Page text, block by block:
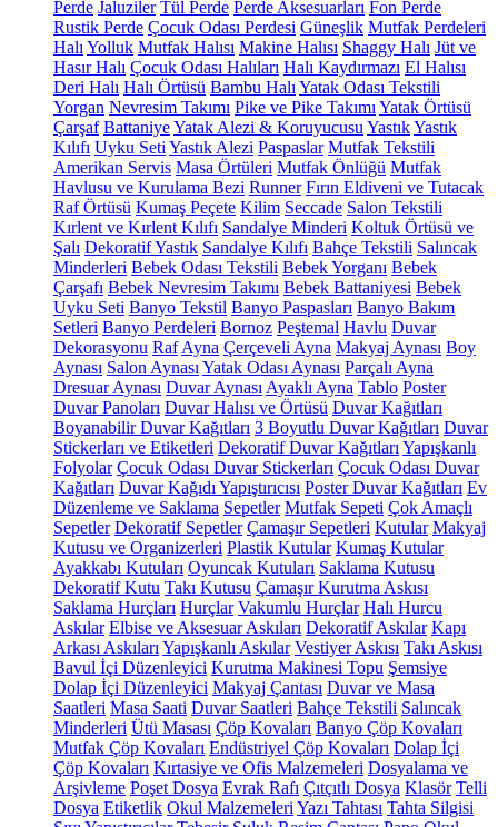
Perde Jaluziler Tül Perde Perde Aksesuarları Fon Perde
Rustik Perde Çocuk Odası Perdesi Güneşlik Mutfak Perdeleri
Halı Yolluk Mutfak Halısı Makine Halısı Shaggy Halı Jüt ve
Hasır Halı Çocuk Odası Halıları Halı Kaydırmazı El Halısı
Deri Halı Halı Örtüsü Bambu Halı Yatak Odası Tekstili
Yorgan Nevresim Takımı Pike ve Pike Takımı Yatak Örtüsü
Çarşaf BattaniyeYatak Alezi & Koruyucusu YastıkYastık
Kılıfı Uyku Seti Yastık Alezi Paspaslar Mutfak Tekstili
Amerikan Servis Masa Örtüleri Mutfak Önlüğü Mutfak
Havlusu ve Kurulama Bezi Runner Fırın Eldiveni ve Tutacak
Raf Örtüsü Kumaş Peçete Kilim Seccade Salon Tekstili
Kırlent ve Kırlent Kılıfı Sandalye Minderi Koltuk Örtüsü ve
Şalı Dekoratif Yastık Sandalye Kılıfı Bahçe Tekstili Salıncak
Minderleri Bebek Odası Tekstili Bebek Yorganı Bebek
Çarşafı Bebek Nevresim Takımı Bebek Battaniyesi Bebek
Uyku Seti Banyo Tekstil Banyo Paspasları Banyo Bakım
Setleri Banyo Perdeleri Bornoz Peştemal Havlu Duvar
Dekorasyonu Raf Ayna Çerçeveli Ayna Makyaj Aynası Boy
Aynası Salon Aynası Yatak Odası Aynası Parçalı Ayna
Dresuar Aynası Duvar Aynası Ayaklı Ayna Tablo Poster
Duvar Panoları Duvar Halısı ve Örtüsü Duvar Kağıtları
Boyanabilir Duvar Kağıtları 3 Boyutlu Duvar Kağıtları Duvar
Stickerları ve Etiketleri Dekoratif Duvar Kağıtları Yapışkanlı
Folyolar Çocuk Odası Duvar Stickerları Çocuk Odası Duvar
Kağıtları Duvar Kağıdı Yapıştırıcısı Poster Duvar Kağıtları Ev
Düzenleme ve Saklama Sepetler Mutfak Sepeti Çok Amaçlı
Sepetler Dekoratif Sepetler Çamaşır Sepetleri Kutular Makyaj
Kutusu ve Organizerleri Plastik Kutular Kumaş Kutular
Ayakkabı Kutuları Oyuncak Kutuları Saklama Kutusu
Dekoratif Kutu Takı Kutusu Çamaşır Kurutma Askısı
Saklama Hurçları Hurçlar Vakumlu Hurçlar Halı Hurcu
Askılar Elbise ve Aksesuar Askıları Dekoratif Askılar Kapı
Arkası Askıları Yapışkanlı Askılar Vestiyer Askısı Takı Askısı
Bavul İçi Düzenleyici Kurutma Makinesi Topu Şemsiye
Dolap İçi Düzenleyici Makyaj Çantası Duvar ve Masa
Saatleri Masa Saati Duvar Saatleri Bahçe Tekstili Salıncak
Minderleri Ütü Masası Çöp Kovaları Banyo Çöp Kovaları
Mutfak Çöp Kovaları Endüstriyel Çöp Kovaları Dolap İçi
Çöp Kovaları Kırtasiye ve Ofis Malzemeleri Dosyalama ve
Arşivleme Poşet Dosya Evrak Rafı Çıtçıtlı Dosya Klasör Telli
Dosya Etiketlik Okul Malzemeleri Yazı Tahtası Tahta Silgisi